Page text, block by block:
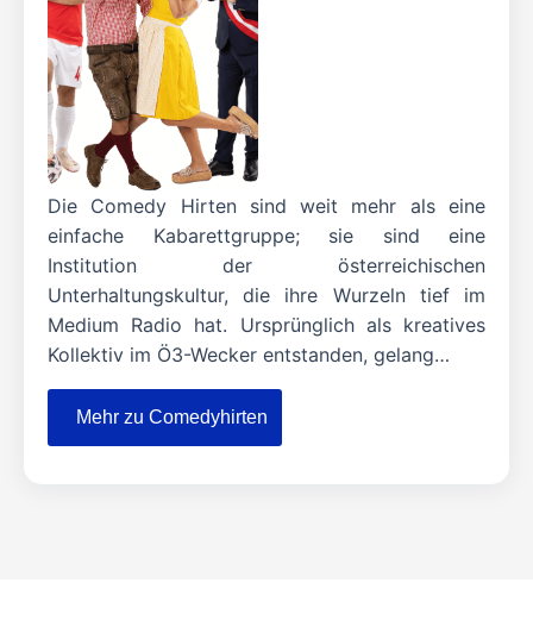
Die Comedy Hirten sind weit mehr als eine
einfache Kabarettgruppe; sie sind eine
Institution der österreichischen
Unterhaltungskultur, die ihre Wurzeln tief im
Medium Radio hat. Ursprünglich als kreatives
Kollektiv im Ö3-Wecker entstanden, gelang…
Mehr zu Comedyhirten